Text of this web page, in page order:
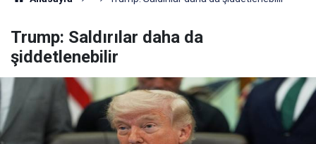
Trump: Saldırılar daha da
şiddetlenebilir